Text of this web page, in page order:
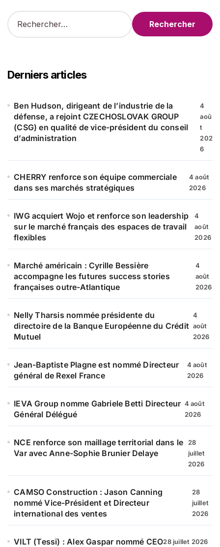
R
e
r
c
e
Derniers articles
Ben Hudson, dirigeant de l’industrie de la
défense, a rejoint CZECHOSLOVAK GROUP
(CSG) en qualité de vice-président du conseil
d’administration
4
aoû
t
202
6
CHERRY renforce son équipe commerciale
dans ses marchés stratégiques
4 août
2026
IWG acquiert Wojo et renforce son leadership
sur le marché français des espaces de travail
flexibles
4
août
2026
Marché américain : Cyrille Bessière
accompagne les futures success stories
françaises outre-Atlantique
4
août
2026
Nelly Tharsis nommée présidente du
directoire de la Banque Européenne du Crédit
Mutuel
4
août
2026
Jean-Baptiste Plagne est nommé Directeur
général de Rexel France
4 août
2026
IEVA Group nomme Gabriele Betti Directeur
Général Délégué
4 août
2026
NCE renforce son maillage territorial dans le
Var avec Anne-Sophie Brunier Delaye
28
juillet
2026
CAMSO Construction : Jason Canning
nommé Vice-Président et Directeur
international des ventes
28
juillet
2026
VILT (Tessi) : Alex Gaspar nommé CEO28 juillet 2026